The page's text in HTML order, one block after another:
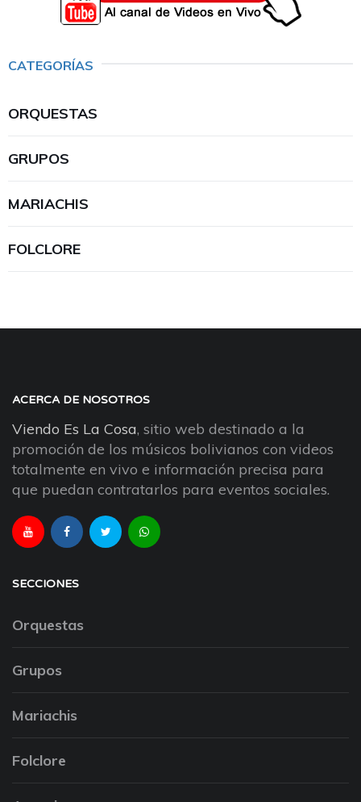
CATEGORÍAS
ORQUESTAS
GRUPOS
MARIACHIS
FOLCLORE
ACERCA DE NOSOTROS
Viendo Es La Cosa, sitio web destinado a la
promoción de los músicos bolivianos con videos
totalmente en vivo e información precisa para
que puedan contratarlos para eventos sociales.
SECCIONES
Orquestas
Grupos
Mariachis
Folclore